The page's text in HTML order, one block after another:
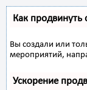
Как продвинуть
Вы создали или
мероприятий,
Ускорение